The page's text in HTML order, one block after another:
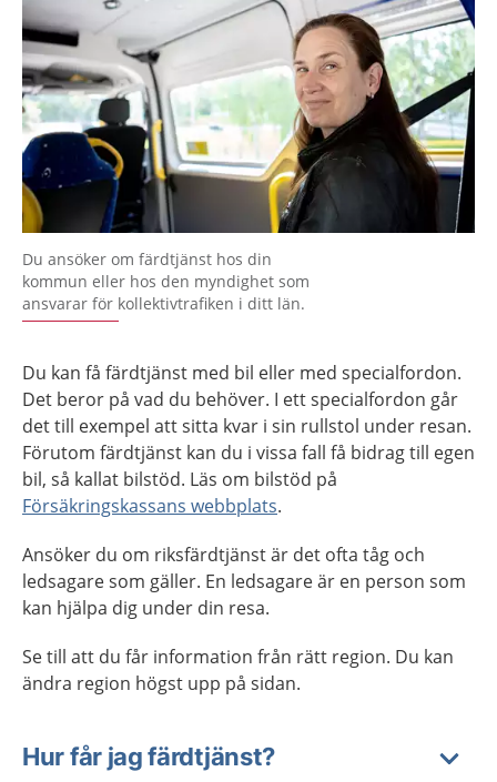
Du ansöker om färdtjänst hos din
kommun eller hos den myndighet som
ansvarar för kollektivtrafiken i ditt län.
Du kan få färdtjänst med bil eller med specialfordon.
Det beror på vad du behöver. I ett specialfordon går
det till exempel att sitta kvar i sin rullstol under resan.
Förutom färdtjänst kan du i vissa fall få bidrag till egen
bil, så kallat bilstöd. Läs om bilstöd på
Försäkringskassans webbplats.
Ansöker du om riksfärdtjänst är det ofta tåg och
ledsagare som gäller. En ledsagare är en person som
kan hjälpa dig under din resa.
Se till att du får information från rätt region. Du kan
ändra region högst upp på sidan.
Hur får jag färdtjänst?